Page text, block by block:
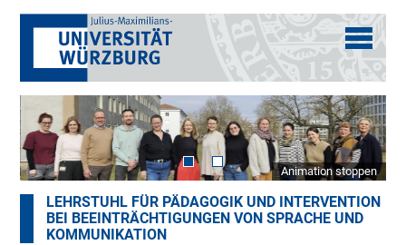
Animation stoppen
LEHRSTUHL FÜR PÄDAGOGIK UND INTERVENTION
BEI BEEINTRÄCHTIGUNGEN VON SPRACHE UND
KOMMUNIKATION